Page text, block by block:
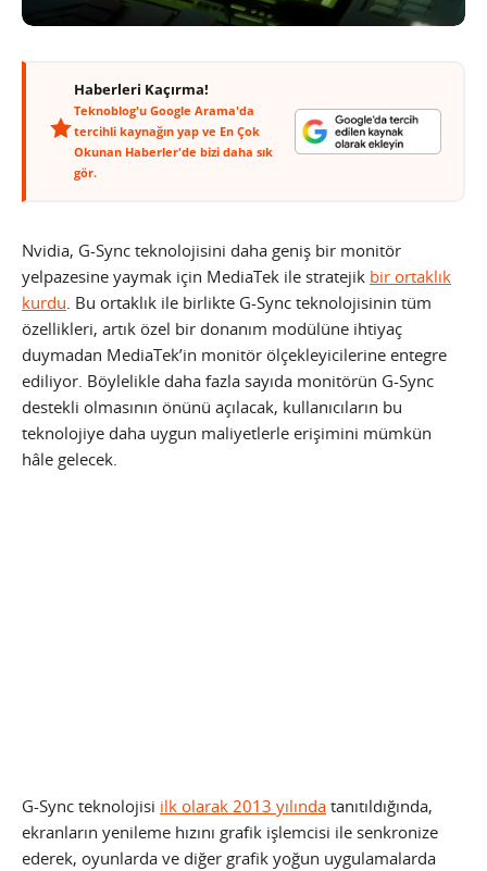
Haberleri Kaçırma!
Teknoblog'u Google Arama'da
tercihli kaynağın yap ve En Çok
Okunan Haberler'de bizi daha sık
gör.
Nvidia, G-Sync teknolojisini daha geniş bir monitör
yelpazesine yaymak için MediaTek ile stratejik bir ortaklık
kurdu. Bu ortaklık ile birlikte G-Sync teknolojisinin tüm
özellikleri, artık özel bir donanım modülüne ihtiyaç
duymadan MediaTek’in monitör ölçekleyicilerine entegre
ediliyor. Böylelikle daha fazla sayıda monitörün G-Sync
destekli olmasının önünü açılacak, kullanıcıların bu
teknolojiye daha uygun maliyetlerle erişimini mümkün
hâle gelecek.
G-Sync teknolojisi ilk olarak 2013 yılında tanıtıldığında,
ekranların yenileme hızını grafik işlemcisi ile senkronize
ederek, oyunlarda ve diğer grafik yoğun uygulamalarda